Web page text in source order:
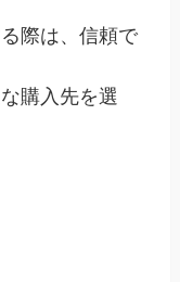
際は、信頼で
購入先を選